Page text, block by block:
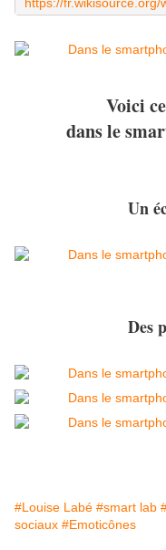
Voici
dans le
Un
Des
#Louise Labé #smart lab
sociaux #Emoticônes